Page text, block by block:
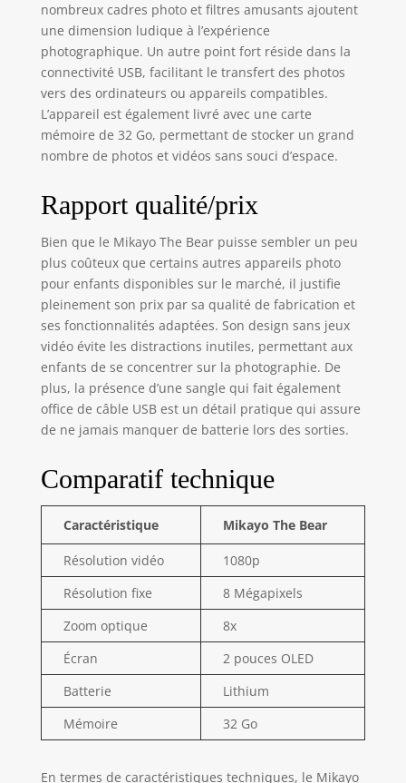
créativité et de
développer leurs
compétences. Cet
appareil photo est
conçu pour créer
des souvenirs sans
jeux vidéo gênants.
Images et vidéos
pour enfants, filles
une résolution
photo
exceptionnelle. Les
cinéastes en herbe
peuvent également
enregistrer leurs
propres sketches
et films grâce à la
vidéo HD. La
mémoire de 32 Go
incluse permet de
multitude de
souvenirs. DES
FAMILLES FONT
CONFIANCE :
Basée à Toronto,
Kidamento est un
spécialiste en plein
essor des
appareils photo
pour enfants. Avec
des appareils
photo conçus pour
se démarquer, les
parents font
nombreux cadres photo et filtres amusants ajoutent
une dimension ludique à l’expérience
photographique. Un autre point fort réside dans la
connectivité USB, facilitant le transfert des photos
vers des ordinateurs ou appareils compatibles.
L’appareil est également livré avec une carte
mémoire de 32 Go, permettant de stocker un grand
nombre de photos et vidéos sans souci d’espace.
Rapport qualité/prix
Bien que le Mikayo The Bear puisse sembler un peu
plus coûteux que certains autres appareils photo
pour enfants disponibles sur le marché, il justifie
pleinement son prix par sa qualité de fabrication et
ses fonctionnalités adaptées. Son design sans jeux
vidéo évite les distractions inutiles, permettant aux
enfants de se concentrer sur la photographie. De
plus, la présence d’une sangle qui fait également
office de câble USB est un détail pratique qui assure
de ne jamais manquer de batterie lors des sorties.
Comparatif technique
Caractéristique Mikayo The Bear
Résolution vidéo
1080p
Résolution fixe
8 Mégapixels
Zoom optique
8x
Écran
2 pouces OLED
Batterie
Lithium
Mémoire
32 Go
En termes de caractéristiques techniques, le Mikayo